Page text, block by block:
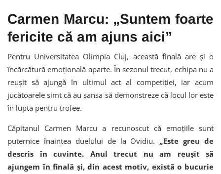
Carmen Marcu: „Suntem foarte
fericite că am ajuns aici”
Pentru Universitatea Olimpia Cluj, această finală are și o
încărcătură emoțională aparte. În sezonul trecut, echipa nu a
reușit să ajungă în ultimul act al competiției, iar acum
jucătoarele simt că au șansa să demonstreze că locul lor este
în lupta pentru trofee.
Căpitanul Carmen Marcu a recunoscut că emoțiile sunt
puternice înaintea duelului de la Ovidiu. „Este greu de
descris în cuvinte. Anul trecut nu am reușit să
ajungem în finală și, din acest motiv, există o bucurie